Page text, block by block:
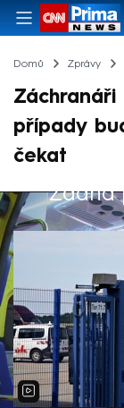
Domů Zprávy
případy
čekat
Žádná
Výběr